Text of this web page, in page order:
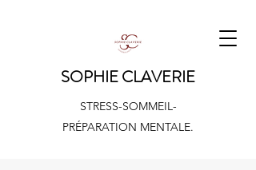
SOPHIE CLAVERIE
STRESS-SOMMEIL-
PRÉPARATION MENTALE.